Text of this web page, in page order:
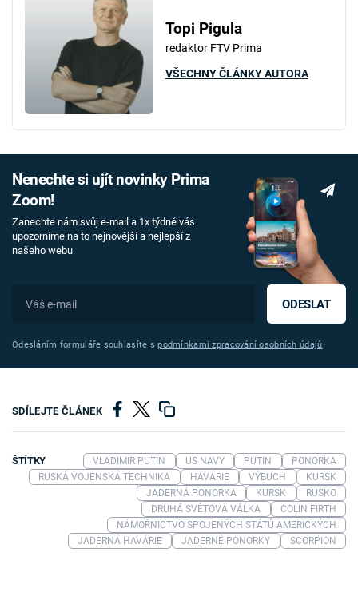
Topi Pigula
redaktor FTV Prima
VŠECHNY ČLÁNKY AUTORA
Nenechte si ujít novinky Prima
Zoom!
Zanechte nám svůj e-mail a 1x týdně vás
upozorníme na to nejnovější a nejlepší z
našeho webu.
ODESLAT
Odesláním formuláře souhlasíte spodmínkami zpracování osobních údajů
SDÍLEJTE ČLÁNEK
ŠTÍTKY VLADIMIR PUTIN US NAVY PUTIN
PONORKA
RUSKÁ VOJENSKÁ TECHNIKA
HAVÁRIE VÝBUCH
KURSK
JADERNÁ PONORKA
KURSK
RUSKO
DRUHÁ SVĚTOVÁ VÁLKA
COLIN FIRTH
NÁMOŘNICTVO SPOJENÝCH STÁTŮ AMERICKÝCH
JADERNÁ HAVÁRIE
JADERNÉ PONORKY SCORPION